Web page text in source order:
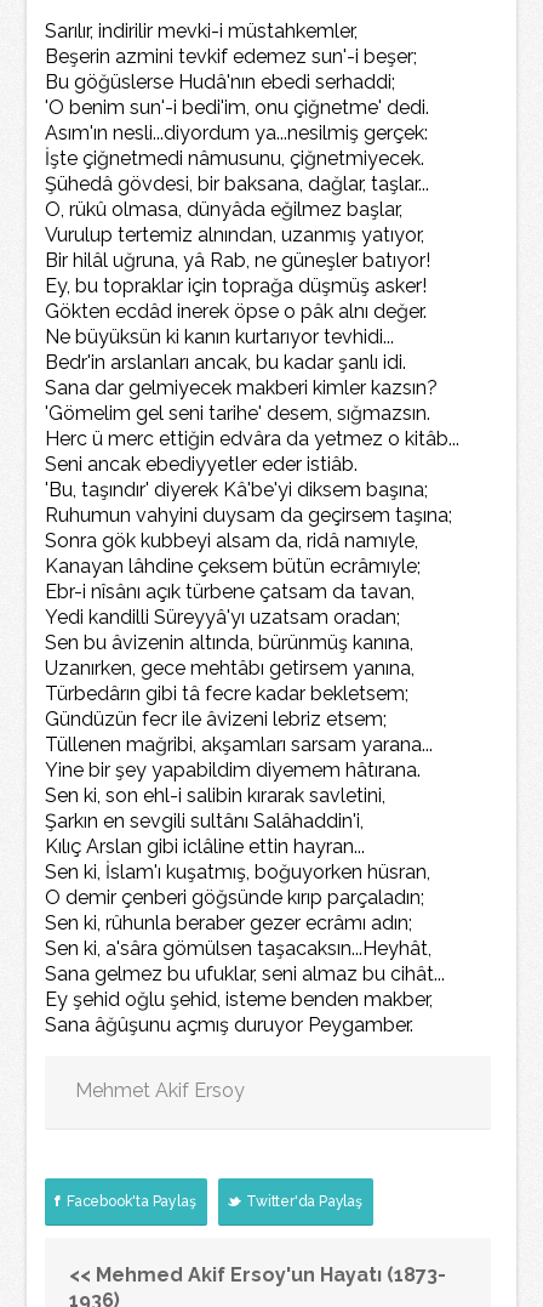
Sarılır, indirilir mevki-i müstahkemler,
Beşerin azmini tevkif edemez sun'-i beşer;
Bu göğüslerse Hudâ'nın ebedi serhaddi;
'O benim sun'-i bedi'im, onu çiğnetme' dedi.
Asım'ın nesli...diyordum ya...nesilmiş gerçek:
İşte çiğnetmedi nâmusunu, çiğnetmiyecek.
Şühedâ gövdesi, bir baksana, dağlar, taşlar...
O, rükû olmasa, dünyâda eğilmez başlar,
Vurulup tertemiz alnından, uzanmış yatıyor,
Bir hilâl uğruna, yâ Rab, ne güneşler batıyor!
Ey, bu topraklar için toprağa düşmüş asker!
Gökten ecdâd inerek öpse o pâk alnı değer.
Ne büyüksün ki kanın kurtarıyor tevhidi...
Bedr'in arslanları ancak, bu kadar şanlı idi.
Sana dar gelmiyecek makberi kimler kazsın?
'Gömelim gel seni tarihe' desem, sığmazsın.
Herc ü merc ettiğin edvâra da yetmez o kitâb...
Seni ancak ebediyyetler eder istiâb.
'Bu, taşındır' diyerek Kâ'be'yi diksem başına;
Ruhumun vahyini duysam da geçirsem taşına;
Sonra gök kubbeyi alsam da, ridâ namıyle,
Kanayan lâhdine çeksem bütün ecrâmıyle;
Ebr-i nîsânı açık türbene çatsam da tavan,
Yedi kandilli Süreyyâ'yı uzatsam oradan;
Sen bu âvizenin altında, bürünmüş kanına,
Uzanırken, gece mehtâbı getirsem yanına,
Türbedârın gibi tâ fecre kadar bekletsem;
Gündüzün fecr ile âvizeni lebriz etsem;
Tüllenen mağribi, akşamları sarsam yarana...
Yine bir şey yapabildim diyemem hâtırana.
Sen ki, son ehl-i salibin kırarak savletini,
Şarkın en sevgili sultânı Salâhaddin'i,
Kılıç Arslan gibi iclâline ettin hayran...
Sen ki, İslam'ı kuşatmış, boğuyorken hüsran,
O demir çenberi göğsünde kırıp parçaladın;
Sen ki, rûhunla beraber gezer ecrâmı adın;
Sen ki, a'sâra gömülsen taşacaksın...Heyhât,
Sana gelmez bu ufuklar, seni almaz bu cihât...
Ey şehid oğlu şehid, isteme benden makber,
Sana âğûşunu açmış duruyor Peygamber.
Mehmet Akif Ersoy
Facebook'ta Paylaş Twitter'da Paylaş
<< Mehmed Akif Ersoy'un Hayatı (1873-
1936)